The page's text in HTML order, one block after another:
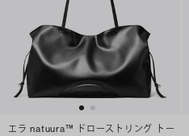
エラ natuura™ ドローストリング トー